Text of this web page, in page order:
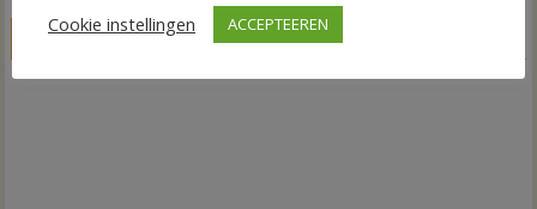
LIVE
Cookie instellingen
ACCEPTEEREN